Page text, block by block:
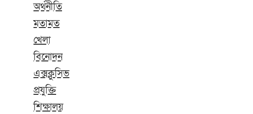
অর্থনীতি
মতামত
খেলা
বিনোদন
এক্সক্লুসিভ
প্রযুক্তি
শিক্ষালয়